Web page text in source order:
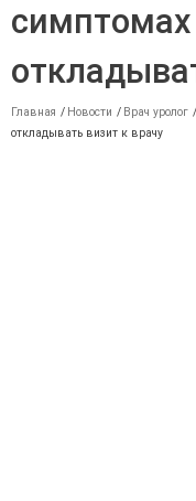
Главная / Новости / Врач уролог /
откладывать визит к врачу